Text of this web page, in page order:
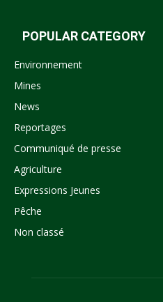
POPULAR CATEGORY
Environnement
Mines
News
Reportages
Communiqué de presse
Agriculture
Expressions Jeunes
Pêche
Non classé